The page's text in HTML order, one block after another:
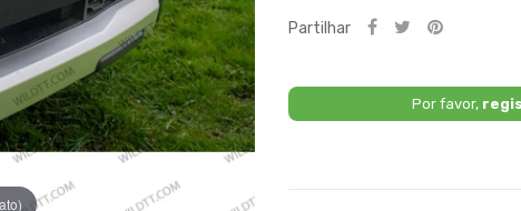
Partilhar
Por favor,